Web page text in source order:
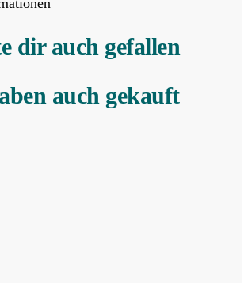
dir auch gefallen
auch gekauft